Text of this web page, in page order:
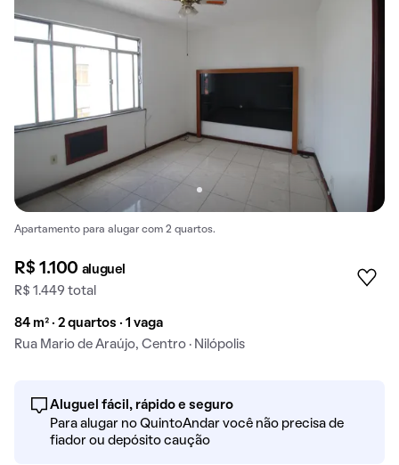
Apartamento para alugar com 2 quartos.
R$ 1.100 aluguel
R$ 1.449 total
84 m² · 2 quartos · 1 vaga
Rua Mario de Araújo, Centro · Nilópolis
Aluguel fácil, rápido e seguro
Para alugar no QuintoAndar você não precisa de
fiador ou depósito caução